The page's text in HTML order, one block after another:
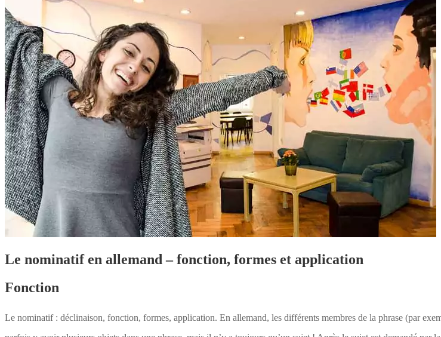
Le nominatif en allemand – fonction, formes et application
Fonction
Le nominatif : déclinaison, fonction, formes, application. En allemand, les différents membres de la phrase (par